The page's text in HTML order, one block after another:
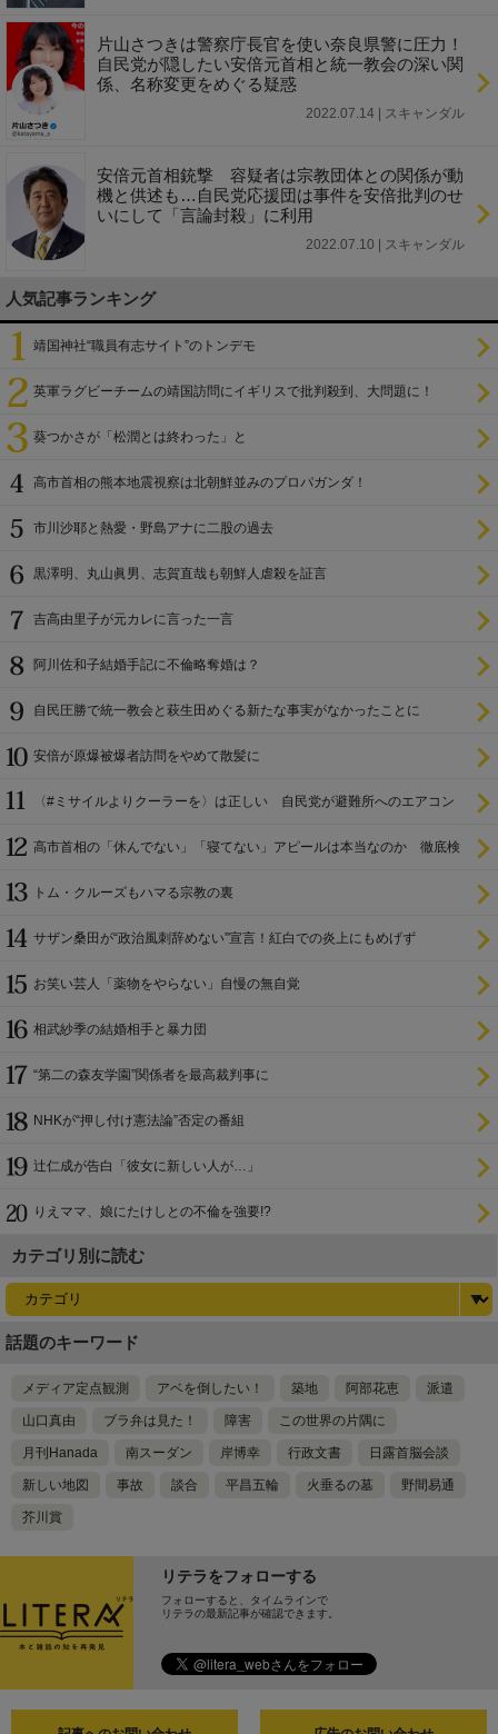
片山さつきは警察庁長官を使い奈良県警に圧力！
自民党が隠したい安倍元首相と統一教会の深い関
係、名称変更をめぐる疑惑
2022.07.14 | スキャンダル
安倍元首相銃撃 容疑者は宗教団体との関係が動
機と供述も…自民党応援団は事件を安倍批判のせ
いにして「言論封殺」に利用
2022.07.10 | スキャンダル
人気記事ランキング
靖国神社“職員有志サイト”のトンデモ
英軍ラグビーチームの靖国訪問にイギリスで批判殺到、大問題に！
葵つかさが「松潤とは終わった」と
高市首相の熊本地震視察は北朝鮮並みのプロパガンダ！
市川沙耶と熱愛・野島アナに二股の過去
黒澤明、丸山眞男、志賀直哉も朝鮮人虐殺を証言
吉高由里子が元カレに言った一言
阿川佐和子結婚手記に不倫略奪婚は？
自民圧勝で統一教会と萩生田めぐる新たな事実がなかったことに
安倍が原爆被爆者訪問をやめて散髪に
〈#ミサイルよりクーラーを〉は正しい 自民党が避難所へのエアコン
高市首相の「休んでない」「寝てない」アピールは本当なのか 徹底検
トム・クルーズもハマる宗教の裏
サザン桑田が“政治風刺辞めない”宣言！紅白での炎上にもめげず
お笑い芸人「薬物をやらない」自慢の無自覚
相武紗季の結婚相手と暴力団
“第二の森友学園”関係者を最高裁判事に
NHKが“押し付け憲法論”否定の番組
辻仁成が告白「彼女に新しい人が…」
りえママ、娘にたけしとの不倫を強要!?
カテゴリ別に読む
話題のキーワード
メディア定点観測 アベを倒したい！ 築地 阿部花恵 派遣
山口真由 ブラ弁は見た！ 障害 この世界の片隅に
月刊Hanada 南スーダン 岸博幸 行政文書 日露首脳会談
新しい地図 事故 談合 平昌五輪 火垂るの墓 野間易通
芥川賞
リテラをフォローする
フォローすると、タイムラインで
リテラの最新記事が確認できます。